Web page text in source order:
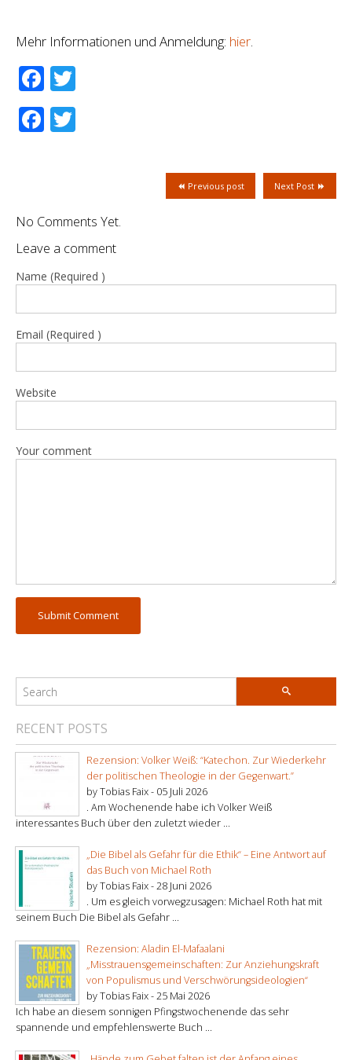
Mehr Informationen und Anmeldung: hier.
Facebook
Facebook
Next Post
Previous post
No Comments Yet.
Leave a comment
Name (Required )
Email (Required )
Website
Your comment
RECENT POSTS
Rezension: Volker Weiß: “Katechon. Zur Wiederkehr
der politischen Theologie in der Gegenwart.”
by Tobias Faix - 05 Juli 2026
. Am Wochenende habe ich Volker Weiß
interessantes Buch über den zuletzt wieder ...
„Die Bibel als Gefahr für die Ethik“ – Eine Antwort auf
das Buch von Michael Roth
by Tobias Faix -28 Juni 2026
. Um es gleich vorwegzusagen: Michael Roth hat mit
seinem Buch Die Bibel als Gefahr ...
Rezension: Aladin El-Mafaalani
„Misstrauensgemeinschaften: Zur Anziehungskraft
von Populismus und Verschwörungsideologien“
by Tobias Faix -25 Mai 2026
Ich habe an diesem sonnigen Pfingstwochenende das sehr
spannende und empfehlenswerte Buch ...